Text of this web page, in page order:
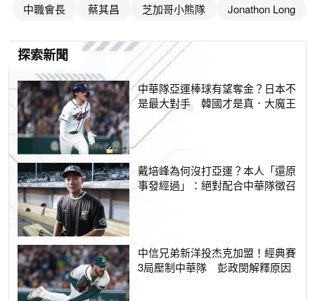
中職會長 蔡其昌 芝加哥小熊隊 Jonathon Long
探索新聞
中華隊亞運棒球有望奪金？日本不
是最大對手 韓國才是真．大魔王
戴培峰為何沒打亞運？本人「還原
事發經過」：絕對配合中華隊徵召
中信兄弟新洋投杰克加盟！經典賽
3局壓制中華隊 彭政閔解釋原因